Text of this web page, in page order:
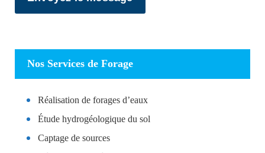
Nos Services de Forage
Réalisation de forages d’eaux
Étude hydrogéologique du sol
Captage de sources